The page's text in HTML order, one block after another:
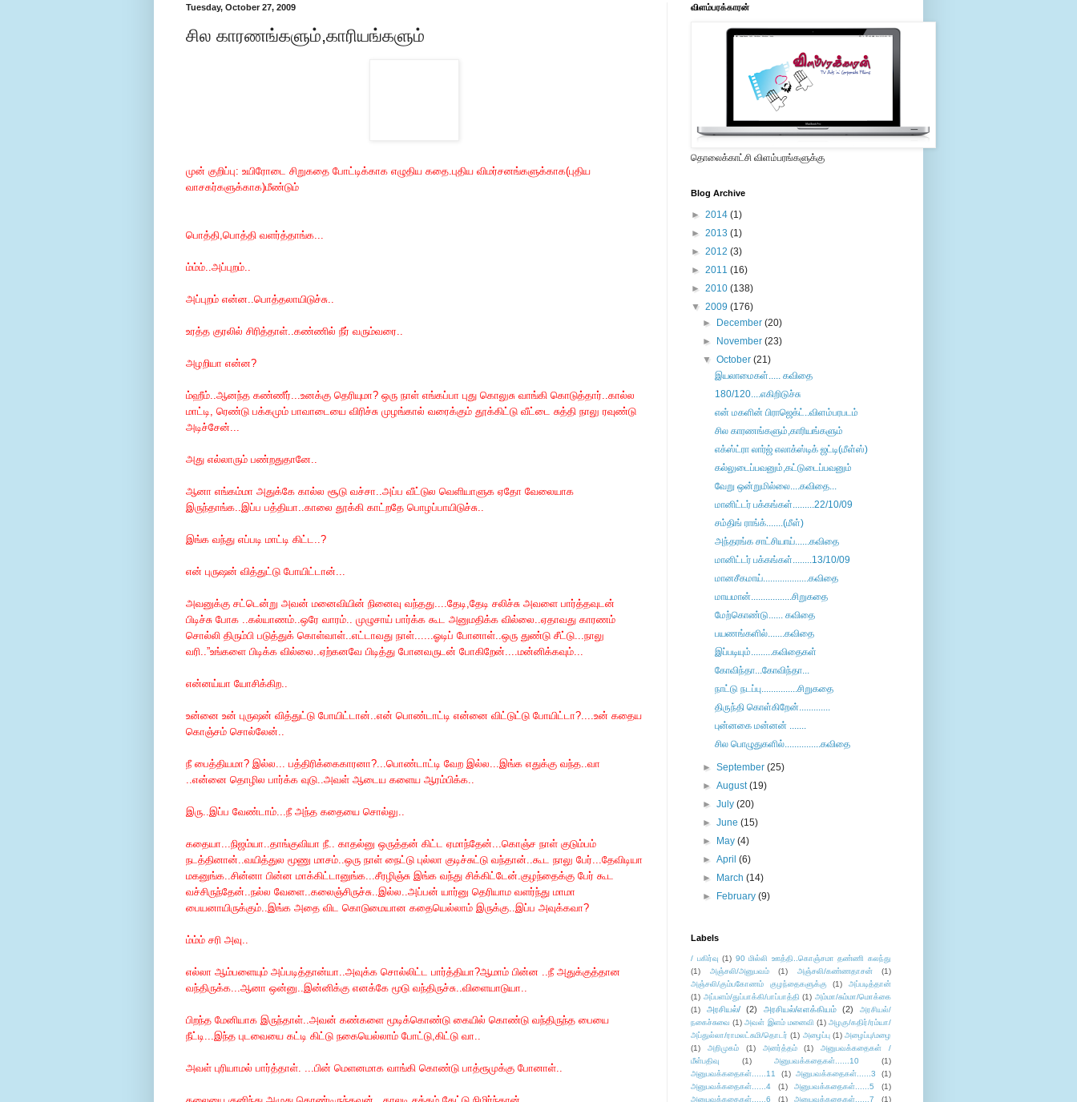
Tuesday, October 27, 2009
சில காரணங்களும்,காரியங்களும்
முன் குறிப்பு: உயிரோடை சிறுகதை போட்டிக்காக எழுதிய கதை.புதிய விமர்சனங்களுக்காக(புதிய
வாசகர்களுக்காக)மீண்டும்
பொத்தி,பொத்தி வளர்த்தாங்க...
ம்ம்ம்..அப்புறம்..
அப்புறம் என்ன..பொத்தலாயிடுச்சு..
உரத்த குரலில் சிரித்தாள்..கண்ணில் நீர் வரும்வரை..
அழறியா என்ன?
ம்ஹீம்..ஆனந்த கண்ணீர்...உனக்கு தெரியுமா? ஒரு நாள் எங்கப்பா புது கொலுசு வாங்கி கொடுத்தார்..கால்ல
மாட்டி, ரெண்டு பக்கமும் பாவாடையை விரிச்சு முழங்கால் வரைக்கும் தூக்கிட்டு வீட்டை சுத்தி நாலு ரவுண்டு
அடிச்சேன்...
அது எல்லாரும் பண்றதுதானே..
ஆனா எங்கம்மா அதுக்கே கால்ல சூடு வச்சா..அப்ப வீட்டுல வெளியாளுக ஏதோ வேலையாக
இருந்தாங்க..இப்ப பத்தியா..காலை தூக்கி காட்றதே பொழப்பாயிடுச்சு..
இங்க வந்து எப்படி மாட்டி கிட்ட..?
என் புருஷன் வித்துட்டு போயிட்டான்...
அவனுக்கு சட்டென்று அவன் மனைவியின் நினைவு வந்தது....தேடி,தேடி சலிச்சு அவளை பார்த்தவுடன்
பிடிச்சு போக ..கல்யாணம்..ஒரே வாரம்.. முழுசாய் பார்க்க கூட அனுமதிக்க வில்லை..ஏதாவது காரணம்
சொல்லி திரும்பி படுத்துக் கொள்வாள்..எட்டாவது நாள்......ஓடிப் போனாள்..ஒரு துண்டு சீட்டு...நாலு
வரி..”உங்களை பிடிக்க வில்லை..ஏற்கனவே பிடித்து போனவருடன் போகிறேன்....மன்னிக்கவும்...
என்னய்யா யோசிக்கிற..
உன்னை உன் புருஷன் வித்துட்டு போயிட்டான்..என் பொண்டாட்டி என்னை விட்டுட்டு போயிட்டா?....உன் கதைய
கொஞ்சம் சொல்லேன்..
நீ பைத்தியமா? இல்ல... பத்திரிக்கைகாரனா?...பொண்டாட்டி வேற இல்ல...இங்க எதுக்கு வந்த..வா
..என்னை தொழில பார்க்க வுடு..அவள் ஆடைய களைய ஆரம்பிக்க..
இரு..இப்ப வேண்டாம்...நீ அந்த கதையை சொல்லு..
கதையா...நிஜம்யா..தாங்குவியா நீ.. காதல்னு ஒருத்தன் கிட்ட ஏமாந்தேன்...கொஞ்ச நாள் குடும்பம்
நடத்தினான்..வயித்துல மூணு மாசம்..ஒரு நாள் நைட்டு புல்லா குடிச்சுட்டு வந்தான்..கூட நாலு பேர்...தேவிடியா
மகனுங்க..சின்னா பின்ன மாக்கிட்டானுங்க...சீரழிஞ்சு இங்க வந்து சிக்கிட்டேன்.குழந்தைக்கு பேர் கூட
வச்சிருந்தேன்..நல்ல வேளை..கலைஞ்சிருச்சு..இல்ல..அப்பன் யார்னு தெரியாம வளர்ந்து மாமா
பையனாயிருக்கும்..இங்க அதை விட கொடுமையான கதையெல்லாம் இருக்கு..இப்ப அவுக்கவா?
ம்ம்ம் சரி அவு..
எல்லா ஆம்பளையும் அப்படித்தான்யா..அவுக்க சொல்லிட்ட பார்த்தியா?ஆமாம் பின்ன ..நீ அதுக்குத்தான
வந்திருக்க...ஆனா ஒன்னு..இன்னிக்கு எனக்கே மூடு வந்திருச்சு..விளையாடுயா..
பிறந்த மேனியாக இருந்தாள்..அவன் கண்களை மூடிக்கொண்டு கையில் கொண்டு வந்திருந்த பையை
நீட்டி...இந்த புடவையை கட்டி கிட்டு நகையெல்லாம் போட்டு,கிட்டு வா..
அவள் புரியாமல் பார்த்தாள். ...பின் மெளனமாக வாங்கி கொண்டு பாத்ரூமுக்கு போனாள்..
விளம்பரக்காரன்
தொலைக்காட்சி விளம்பரங்களுக்கு
Blog Archive
► 2014 (1)
► 2013 (1)
► 2012 (3)
► 2011 (16)
► 2010 (138)
▼ 2009 (176)
►
December(20)
►
November(23)
▼October(21)
இயலாமைகள்..... கவிதை
180/120....எகிறிடுச்சு
என் மகளின் பிராஜெக்ட்..விளம்பரபடம்
சில காரணங்களும்,காரியங்களும்
எக்ஸ்ட்ரா லார்ஜ் எலாக்ஸ்டிக் ஜட்டி(மீள்ஸ்)
கல்லுடைப்பவனும்,கட்டுடைப்பவனும்
வேறு ஒன்றுமில்லை....கவிதை...
மானிட்டர் பக்கங்கள்.........22/10/09
சம்திங் ராங்க்.......(மீள்)
அந்தரங்க சாட்சியாய்......கவிதை
மானிட்டர் பக்கங்கள்........13/10/09
மானசீகமாய்...................கவிதை
மாயமான்.................சிறுகதை
மேற்கொண்டு...... கவிதை
பயணங்களில்.......கவிதை
இப்படியும்.........கவிதைகள்
கோவிந்தா...கோவிந்தா...
நாட்டு நடப்பு...............சிறுகதை
திருந்தி கொள்கிறேன்.............
புன்னகை மன்னன் .......
சில பொழுதுகளில்...............கவிதை
►September(25)
►August(19)
►July(20)
►June(15)
►
May(4)
►April(6)
►
March(14)
►
February(9)
Labels
/ பகிர்வு (1) 90 மில்லி ஊத்தி..கொஞ்சமா தண்ணி கலந்து
(1)
அஞ்சலி/அனுபவம் (1) அஞ்சலி/கண்ணதாசன்
(1)
அஞ்சலி/கும்பகோணம் குழந்தைகளுக்கு
(1)
அப்படித்தான்
(1) அப்பளம்/துப்பாக்கி/பாப்பாத்தி (1) அம்மா/சும்மா/மொக்கை
(1)
அரசியல்/ (2) அரசியல்/எளக்கியம் (2)
அரசியல்/
நகைச்சுவை (1) அவள் இளம் மனைவி (1) அழகு/கதிர்/ரம்யா/
அப்துல்லா/ராமலட்சுமி/தொடர் (1) அழைப்பு (1) அழைப்பு/மழை
(1)
அறிமுகம் (1) அனர்த்தம் (1)
அனுபவக்கதைகள் /
மீள்பதிவு
(1) அனுபவக்கதைகள்......10
(1)
அனுபவக்கதைகள்......11
(1) அனுபவக்கதைகள்......3
(1)
அனுபவக்கதைகள்......4
(1) அனுபவக்கதைகள்......5
(1)
அனுபவக்கதைகள்......6
(1) அனுபவக்கதைகள்......7
(1)